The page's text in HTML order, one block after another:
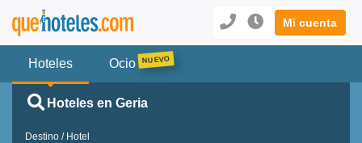
Mi cuenta
Hoteles Ocio
Hoteles en Geria
Destino / Hotel